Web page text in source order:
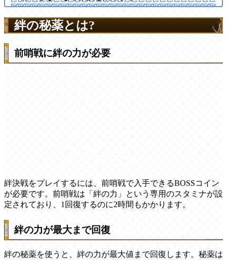
絆の秘薬とは?
前哨戦に絆の力が必要
絆決戦をプレイするには、前哨戦で入手できるBOSSコイン
が必要です。前哨戦は「絆の力」という専用のスタミナが設
定されており、1回復するのに2時間もかかります。
絆の力が最大まで回復
絆の秘薬を使うと、絆の力が最大値まで回復します。秘薬は